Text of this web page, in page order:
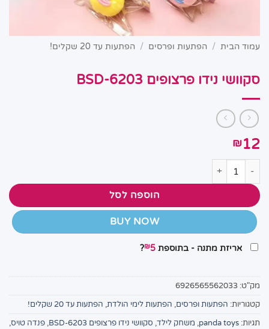
עמוד הבית / הפתעות ופרסים / הפתעות עד 20 שקלים!
סקוושי נידו פרצופים BSD-6203
₪12
כמות של סקוושי נידו פרצופים BSD-6203
הוספה לסל
BUY NOW
אריזת מתנה - בתוספת ₪5
?
מק"ט: 6926565562033
קטגוריות: הפתעות ופרסים, הפתעות לימי הולדת, הפתעות עד 20 שקלים!
תגיות: panda toys
, משחק לילד, סקוושי נידו פרצופים BSD-6203 , פנדה טויס,